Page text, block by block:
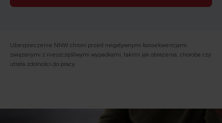
Ubezpieczenie NNW chroni przed negatywnymi konsekwencjami
związanymi z nieszczęśliwymi wypadkami, takimi jak obrażenia, choroba czy
utrata zdolności do pracy.